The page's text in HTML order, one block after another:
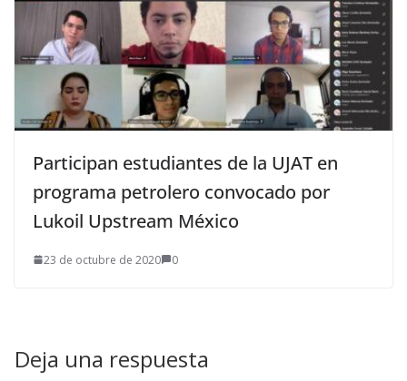
Participan estudiantes de la UJAT en
programa petrolero convocado por
Lukoil Upstream México
23 de octubre de 2020 0
Deja una respuesta